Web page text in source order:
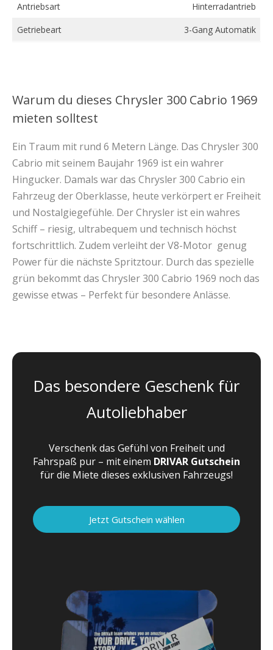
Antriebsart
Hinterradantrieb
Getriebeart
3-Gang Automatik
Warum du dieses Chrysler 300 Cabrio 1969
mieten solltest
Ein Traum mit rund 6 Metern Länge. Das Chrysler 300
Cabrio mit seinem Baujahr 1969 ist ein wahrer
Hingucker. Damals war das Chrysler 300 Cabrio ein
Fahrzeug der Oberklasse, heute verkörpert er Freiheit
und Nostalgiegefühle. Der Chrysler ist ein wahres
Schiff – riesig, ultrabequem und technisch höchst
fortschrittlich. Zudem verleiht der V8-Motor genug
Power für die nächste Spritztour. Durch das spezielle
grün bekommt das Chrysler 300 Cabrio 1969 noch das
gewisse etwas – Perfekt für besondere Anlässe.
Das besondere Geschenk für
Autoliebhaber
Verschenk das Gefühl von Freiheit und
Fahrspaß pur – mit einem DRIVAR Gutschein
für die Miete dieses exklusiven Fahrzeugs!
Jetzt Gutschein wählen